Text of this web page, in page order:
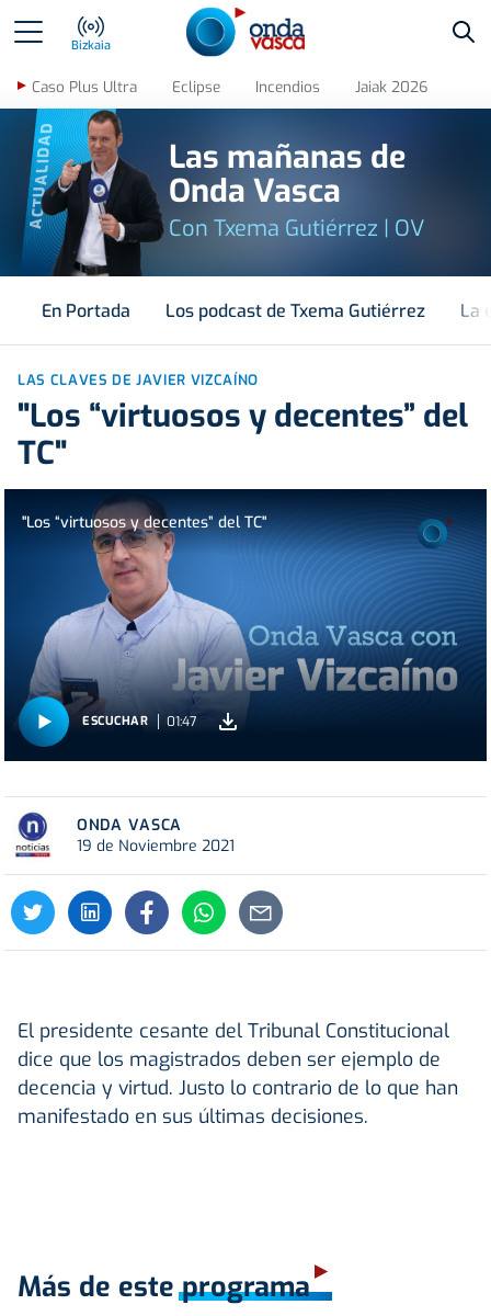
Bizkaia
Caso Plus Ultra Eclipse Incendios Jaiak 2026
ACTUALIDAD
Las mañanas de
Onda Vasca
Con Txema Gutiérrez | OV
En Portada Los podcast de Txema Gutiérrez La
LAS CLAVES DE JAVIER VIZCAÍNO
"Los “virtuosos y decentes” del
TC"
"Los “virtuosos y decentes” del TC"
ESCUCHAR 01:47
ONDA VASCA
19 de Noviembre 2021
El presidente cesante del Tribunal Constitucional
dice que los magistrados deben ser ejemplo de
decencia y virtud. Justo lo contrario de lo que han
manifestado en sus últimas decisiones.
Más de este programa